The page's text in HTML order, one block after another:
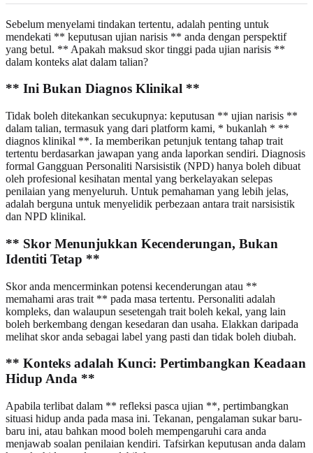
Sebelum menyelami tindakan tertentu, adalah penting untuk
mendekati ** keputusan ujian narisis ** anda dengan perspektif
yang betul. ** Apakah maksud skor tinggi pada ujian narisis **
dalam konteks alat dalam talian?
** Ini Bukan Diagnos Klinikal **
Tidak boleh ditekankan secukupnya: keputusan ** ujian narisis **
dalam talian, termasuk yang dari platform kami, * bukanlah * **
diagnos klinikal **. Ia memberikan petunjuk tentang tahap trait
tertentu berdasarkan jawapan yang anda laporkan sendiri. Diagnosis
formal Gangguan Personaliti Narsisistik (NPD) hanya boleh dibuat
oleh profesional kesihatan mental yang berkelayakan selepas
penilaian yang menyeluruh. Untuk pemahaman yang lebih jelas,
adalah berguna untuk menyelidik perbezaan antara trait narsisistik
dan NPD klinikal.
** Skor Menunjukkan Kecenderungan, Bukan
Identiti Tetap **
Skor anda mencerminkan potensi kecenderungan atau **
memahami aras trait ** pada masa tertentu. Personaliti adalah
kompleks, dan walaupun sesetengah trait boleh kekal, yang lain
boleh berkembang dengan kesedaran dan usaha. Elakkan daripada
melihat skor anda sebagai label yang pasti dan tidak boleh diubah.
** Konteks adalah Kunci: Pertimbangkan Keadaan
Hidup Anda **
Apabila terlibat dalam ** refleksi pasca ujian **, pertimbangkan
situasi hidup anda pada masa ini. Tekanan, pengalaman sukar baru-
baru ini, atau bahkan mood boleh mempengaruhi cara anda
menjawab soalan penilaian kendiri. Tafsirkan keputusan anda dalam